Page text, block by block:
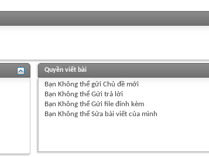
Quyền viết bài
Bạn Không thểgửi Chủ đề mới
Bạn Không thểGửi trả lời
Bạn Không thểGửi file đính kèm
Bạn Không thểSửa bài viết của mình